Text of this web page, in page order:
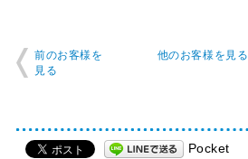
前のお客様を
見る
他のお客様を見る
Pocket